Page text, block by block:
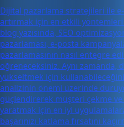
Dijital pazarlama stratejileri ile e-
artırmak için en etkili
blog yazısında, SEO
pazarlaması, e-posta
pazarlamasının nasıl entegre
öğreneceksiniz. Aynı zamanda,
yükseltmek için
analizinin önemi üzerinde
güçlendirerek müşteri çekme
yaratmak için en iyi
başarınızı katlama fırsatını